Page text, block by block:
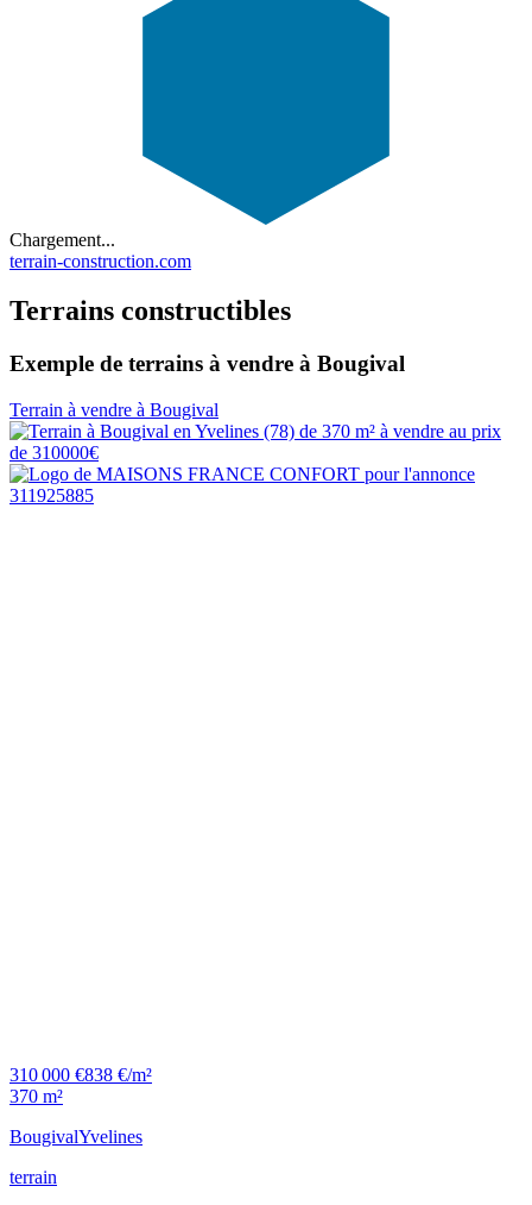
Chargement...
terrain-construction.com
Terrains constructibles
Exemple de terrains à vendre à Bougival
Terrain à vendre à Bougival
310 000 €838 €/m²
370 m²
BougivalYvelines
terrain